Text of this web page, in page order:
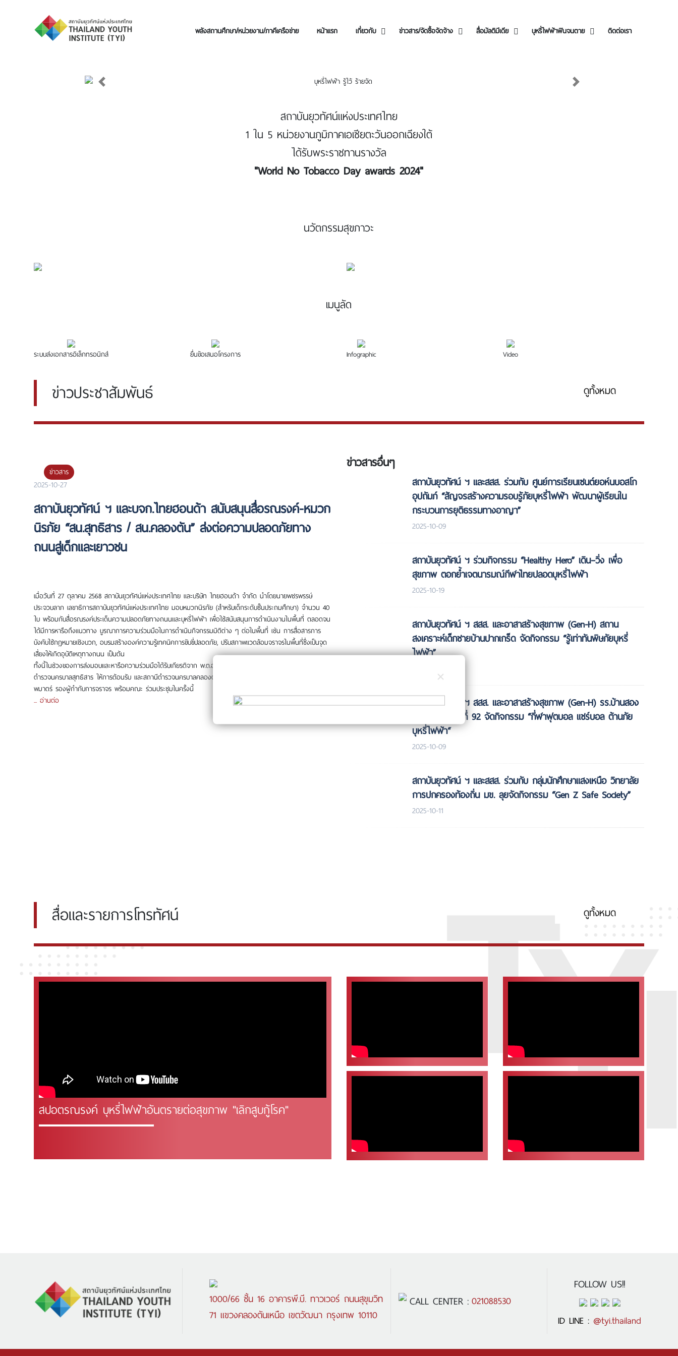
พลังสถานศึกษา/หน่วยงาน/ภาคีเครือข่าย หน้าแรก เกี่ยวกับ ข่าวสาร/จัดซื้อจัดจ้าง สื่อมัลติมีเดีย บุหรี่ไฟฟ้าฟินจนตาย ติดต่อเรา
×
Previous Next
สถาบันยุวทัศน์แห่งประเทศไทย
1 ใน 5 หน่วยงานภูมิภาคเอเซียตะวันออกเฉียงใต้
ได้รับพระราชทานรางวัล
"World No Tobacco Day awards 2024"
นวัตกรรมสุขภาวะ
เมนูลัด
ระบบส่งเอกสารอิเล็กทรอนิกส์ ยื่นข้อเสนอโครงการ Infographic Video
ข่าวประชาสัมพันธ์ ดูทั้งหมด
ข่าวสาร
2025-10-27
สถาบันยุวทัศน์ ฯ และบจก.ไทยฮอนด้า สนับสนุนสื่อรณรงค์-หมวก
นิรภัย “สน.สุทธิสาร / สน.คลองตัน” ส่งต่อความปลอดภัยทาง
ถนนสู่เด็กและเยาวชน
เมื่อวันที่ 27 ตุลาคม 2568 สถาบันยุวทัศน์แห่งประเทศไทย และบริษัท ไทยฮอนด้า จำกัด นำโดยนายพชรพรรษ์
ประจวบลาภ เลขาธิการสถาบันยุวทัศน์แห่งประเทศไทย มอบหมวกนิรภัย (สำหรับเด็กระดับชั้นประถมศึกษา) จำนวน 40
ใบ พร้อมกับสื่อรณรงค์ประเด็นความปลอดภัยทางถนนและบุหรี่ไฟฟ้า เพื่อใช้สนับสนุนการดำเนินงานในพื้นที่ ตลอดจน
ได้มีการหารือถึงแนวทาง บูรณาการความร่วมมือในการดำเนินกิจกรรมมิติต่าง ๆ ต่อในพื้นที่ เช่น การสื่อสารการ
บังคับใช้กฎหมายเชิงบวก, อบรมสร้างองค์ความรู้เทคนิคการขับขี่ปลอดภัย, ปรับสภาพแวดล้อมจราจรในพื้นที่ซึ่งเป็นจุด
เสี่ยงให้เกิดอุบัติเหตุทางถนน เป็นต้น
ทั้งนี้ในช่วงของการส่งมอบและหารือความร่วมมือได้รับเกียรติจาก พ.ต.อ.พรเทพ เฉลิมเกียรติ ผู้กำกับการสถานี
ตำรวจนครบาลสุทธิสาร ให้การต้อนรับ และสถานีตำรวจนครบาลคลองตัน ได้รับเกียรติจาก พ.ต.ท.ปรีชาภรณ์ เหมาอำ
พมาตร์ รองผู้กำกับการจราจร พร้อมคณะ ร่วมประชุมในครั้งนี้
... อ่านต่อ
ข่าวสารอื่นๆ
สถาบันยุวทัศน์ ฯ และสสส. ร่วมกับ ศูนย์การเรียนเซนต์ยอห์นบอสโก
อุปถัมภ์ “สัญจรสร้างความรอบรู้ภัยบุหรี่ไฟฟ้า พัฒนาผู้เรียนใน
กระบวนการยุติธรรมทางอาญา”
2025-10-09
สถาบันยุวทัศน์ ฯ ร่วมกิจกรรม “Healthy Hero” เดิน–วิ่ง เพื่อ
สุขภาพ ตอกย้ำเจตนารมณ์กีฬาไทยปลอดบุหรี่ไฟฟ้า
2025-10-19
สถาบันยุวทัศน์ ฯ สสส. และอาสาสร้างสุขภาพ (Gen-H) สถาน
สงเคราะห์เด็กชายบ้านปากเกร็ด จัดกิจกรรม “รู้เท่าทันพิษภัยบุหรี่
ไฟฟ้า”
สถาบันยุวทัศน์ ฯ สสส. และอาสาสร้างสุขภาพ (Gen-H) รร.บ้านสอง
แพรกมิตรภาพที่ 92 จัดกิจกรรม “กี่ฬาฟุตบอล แชร์บอล ต้านภัย
บุหรี่ไฟฟ้า“
2025-10-09
สถาบันยุวทัศน์ ฯ และสสส. ร่วมกับ กลุ่มนักศึกษาแสงเหนือ วิทยาลัย
การปกครองท้องถิ่น มข. ลุยจัดกิจกรรม “Gen Z Safe Society”
2025-10-11
สื่อและรายการโทรทัศน์ ดูทั้งหมด
สปอตรณรงค์ บุหรี่ไฟฟ้าอันตรายต่อสุขภาพ "เลิกสูบกู้โรค"
1000/66 ชั้น 16 อาคารพี.บี. ทาวเวอร์ ถนนสุขุมวิท
71 แขวงคลองตันเหนือ เขตวัฒนา กรุงเทพ 10110
CALL CENTER :021088530
FOLLOW US!!
ID LINE : @tyi.thailand